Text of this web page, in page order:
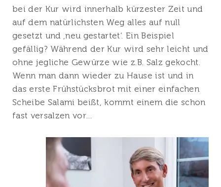
bei der Kur wird innerhalb kürzester Zeit und
auf dem natürlichsten Weg alles auf null
gesetzt und ‚neu gestartet‘. Ein Beispiel
gefällig? Während der Kur wird sehr leicht und
ohne jegliche Gewürze wie z.B. Salz gekocht.
Wenn man dann wieder zu Hause ist und in
das erste Frühstücksbrot mit einer einfachen
Scheibe Salami beißt, kommt einem die schon
fast versalzen vor…